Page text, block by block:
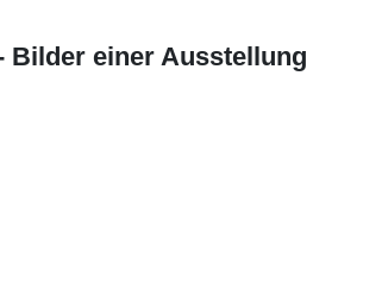
Bilder einer Ausstellung